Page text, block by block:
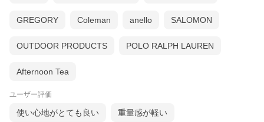
GREGORY Coleman anello SALOMON
OUTDOOR PRODUCTS POLO RALPH LAUREN
Afternoon Tea
ユーザー評価
使い心地がとても良い 重量感が軽い